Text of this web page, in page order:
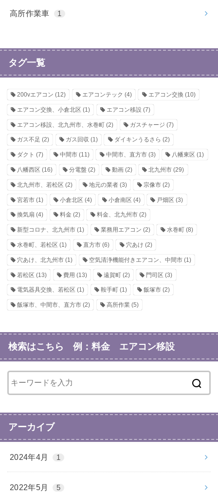
高所作業車 1
タグ一覧
200vエアコン (12) エアコンテック (4) エアコン交換 (10)
エアコン交換、小倉北区 (1) エアコン移設 (7)
エアコン移設、北九州市、水巻町 (2) ガスチャージ (7)
ガス不足 (2) ガス回収 (1) ダイキンうるさら (2)
ダクト (7) 中間市(11) 中間市、直方市(3) 八幡東区 (1)
八幡西区 (16) 分電盤 (2) 動画(2) 北九州市 (29)
北九州市、若松区 (2) 地元の業者(3) 宗像市(2)
宮若市 (1) 小倉北区 (4) 小倉南区 (4) 戸畑区 (3)
換気扇 (4) 料金 (2) 料金、北九州市(2)
新型コロナ、北九州市 (1) 業務用エアコン (2) 水巻町(8)
水巻町、若松区 (1) 直方市(6) 穴あけ (2)
穴あけ、北九州市 (1) 空気清浄機能付きエアコン、中間市(1)
若松区 (13) 費用 (13) 遠賀町(2) 門司区 (3)
電気器具交換、若松区 (1) 鞍手町(1) 飯塚市(2)
飯塚市、中間市、直方市 (2) 高所作業(5)
検索はこちら 例：料金 エアコン移設
アーカイブ
2024年4月 1
2022年5月 5